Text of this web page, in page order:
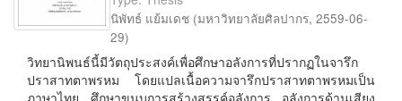
นิพัทธ์ แย้มเดช (มหาวิทยาลัยศิลปากร, 2559-06-
29)
วิทยานิพนธ์นี้มีวัตถุประสงค์เพื่อศึกษาอลังการที่ปรากฏในจารึก
ปราสาทตาพรหม โดยแปลเนื้อความจารึกปราสาทตาพรหมเป็น
ภาษาไทย ศึกษาขนบการสร้างสรรค์อลังการ อลังการด้านเสียง